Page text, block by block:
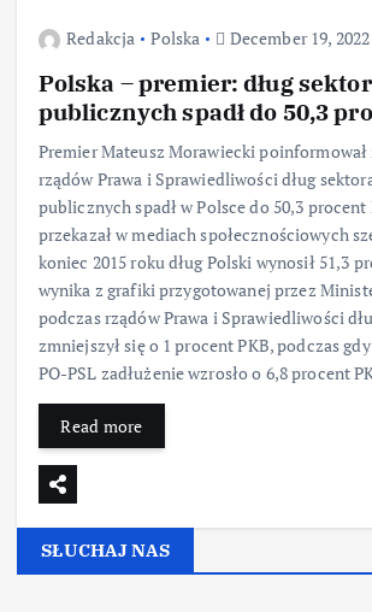
Redakcja Polska December 19, 2022
Polska – premier: dług
publicznych spadł do 50,3
Premier Mateusz Morawiecki poinformował
rządów Prawa i Sprawiedliwości dług
publicznych spadł w Polsce do 50,3 procent
przekazał w mediach społecznościowych
koniec 2015 roku dług Polski wynosił 51,3
wynika z grafiki przygotowanej przez
podczas rządów Prawa i Sprawiedliwości
zmniejszył się o 1 procent PKB, podczas
PO-PSL zadłużenie wzrosło o 6,8 procent
Read more
SŁUCHAJ NAS